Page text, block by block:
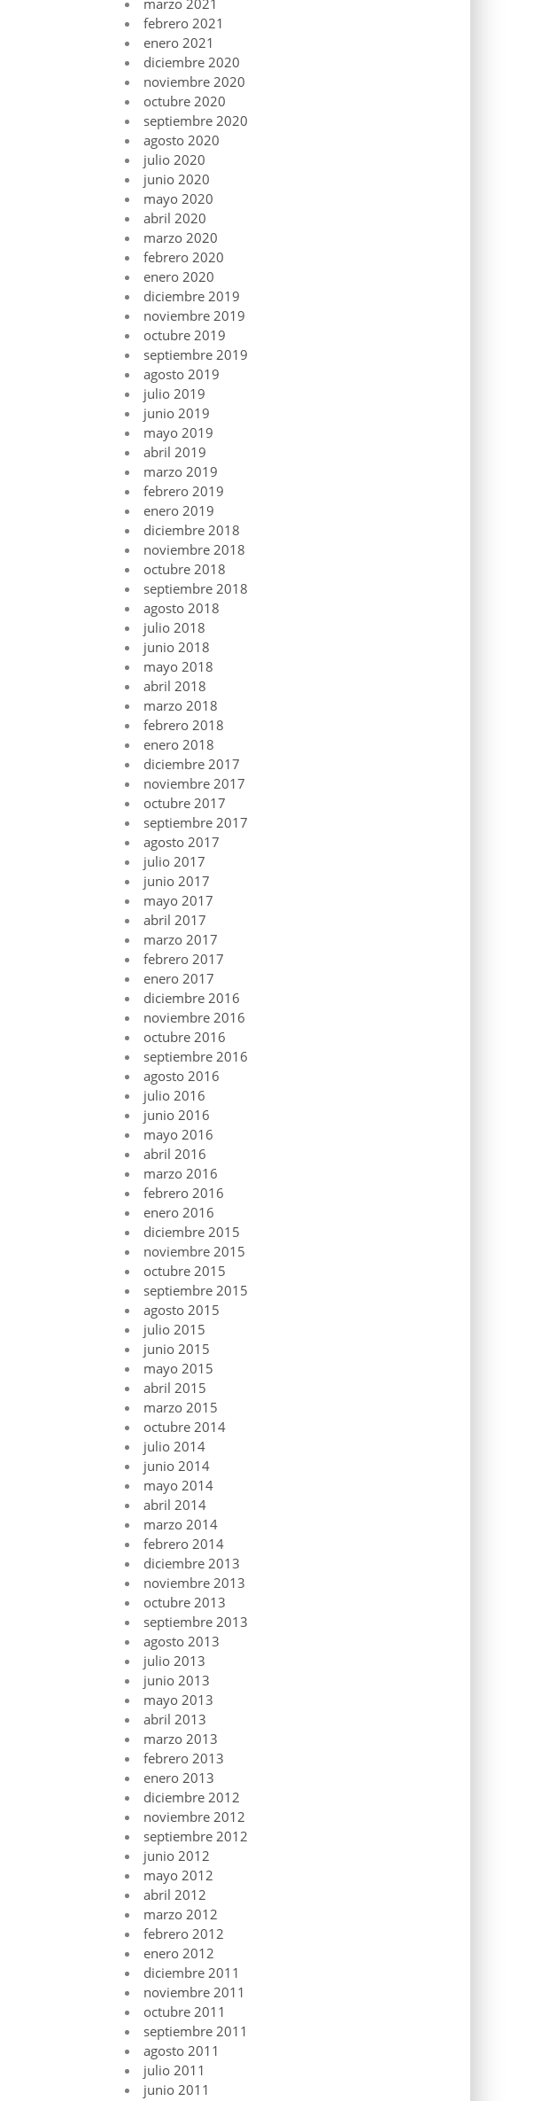
marzo 2021
febrero 2021
enero 2021
diciembre 2020
noviembre 2020
octubre 2020
septiembre 2020
agosto 2020
julio 2020
junio 2020
mayo 2020
abril 2020
marzo 2020
febrero 2020
enero 2020
diciembre 2019
noviembre 2019
octubre 2019
septiembre 2019
agosto 2019
julio 2019
junio 2019
mayo 2019
abril 2019
marzo 2019
febrero 2019
enero 2019
diciembre 2018
noviembre 2018
octubre 2018
septiembre 2018
agosto 2018
julio 2018
junio 2018
mayo 2018
abril 2018
marzo 2018
febrero 2018
enero 2018
diciembre 2017
noviembre 2017
octubre 2017
septiembre 2017
agosto 2017
julio 2017
junio 2017
mayo 2017
abril 2017
marzo 2017
febrero 2017
enero 2017
diciembre 2016
noviembre 2016
octubre 2016
septiembre 2016
agosto 2016
julio 2016
junio 2016
mayo 2016
abril 2016
marzo 2016
febrero 2016
enero 2016
diciembre 2015
noviembre 2015
octubre 2015
septiembre 2015
agosto 2015
julio 2015
junio 2015
mayo 2015
abril 2015
marzo 2015
octubre 2014
julio 2014
junio 2014
mayo 2014
abril 2014
marzo 2014
febrero 2014
diciembre 2013
noviembre 2013
octubre 2013
septiembre 2013
agosto 2013
julio 2013
junio 2013
mayo 2013
abril 2013
marzo 2013
febrero 2013
enero 2013
diciembre 2012
noviembre 2012
septiembre 2012
junio 2012
mayo 2012
abril 2012
marzo 2012
febrero 2012
enero 2012
diciembre 2011
noviembre 2011
octubre 2011
septiembre 2011
agosto 2011
julio 2011
junio 2011